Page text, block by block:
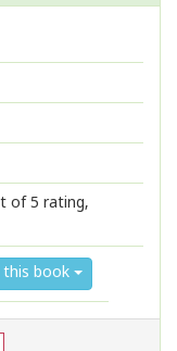
of 5 rating,
book